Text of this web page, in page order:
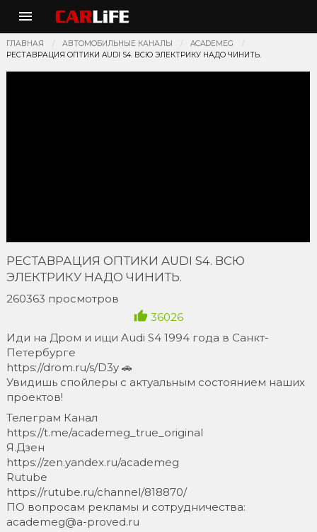
ГЛАВНАЯ АВТОМОБИЛЬНЫЕ КАНАЛЫ
ACADEMEG
РЕСТАВРАЦИЯ ОПТИКИ AUDI S4. ВСЮ ЭЛЕКТРИКУ НАДО ЧИНИТЬ.
РЕСТАВРАЦИЯ ОПТИКИ AUDI S4. ВСЮ
ЭЛЕКТРИКУ НАДО ЧИНИТЬ.
260363 просмотров
36026
Иди на Дром и ищи Audi S4 1994 года в Санкт-
Петербурге
https://drom.ru/s/D3y 🚗
Увидишь спойлеры с актуальным состоянием наших
проектов!
Телеграм Канал
https://t.me/academeg_true_original
Я.Дзен
https://zen.yandex.ru/academeg
Rutube
https://rutube.ru/channel/818870/
ПО вопросам рекламы и сотрудничества:
academeg@a-proved.ru